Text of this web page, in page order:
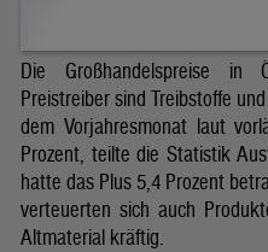
Die Großhandelspreise in
Preistreiber sind Treibstoffe
dem Vorjahresmonat laut
Prozent, teilte die Statistik
hatte das Plus 5,4 Prozent
verteuerten sich auch
Altmaterial kräftig.